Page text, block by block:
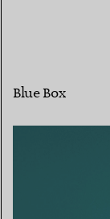
Blue Box